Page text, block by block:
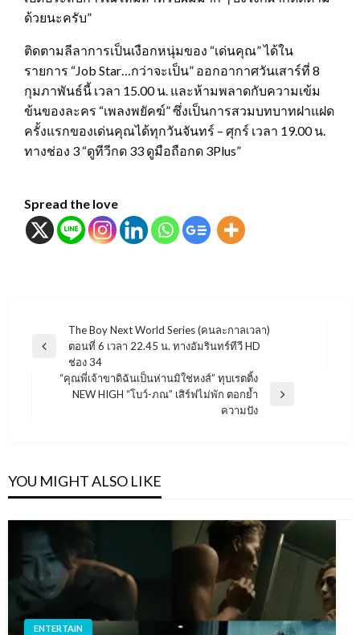
ด้วยนะครับ”
ติดตามลีลาการเป็นเงือกหนุ่มของ “เด่นคุณ” ได้ใน
รายการ “Job Star…กว่าจะเป็น” ออกอากาศวันเสาร์ที่ 8
กุมภาพันธ์นี้ เวลา 15.00 น. และห้ามพลาดกับความเข้ม
ข้นของละคร “เพลงพยัคฆ์” ซึ่งเป็นการสวมบทบาทฝาแฝด
ครั้งแรกของเด่นคุณได้ทุกวันจันทร์ – ศุกร์ เวลา 19.00 น.
ทางช่อง 3 “ดูทีวีกด 33 ดูมือถือกด 3Plus”
Spread the love
แนะแนว
เรื่อง
Previous
The Boy Next World Series (คนละกาลเวลา)
ตอนที่ 6 เวลา 22.45 น. ทางอัมรินทร์ทีวี HD
ช่อง 34
“คุณพี่เจ้าขาดิฉันเป็นห่านมิใช่หงส์” ทุบเรตติ้ง
NEW HIGH “โบว์-ภณ” เสิร์ฟไม่พัก ตอกย้ำ
ความปัง
YOU MIGHT ALSO LIKE
ENTERTAIN